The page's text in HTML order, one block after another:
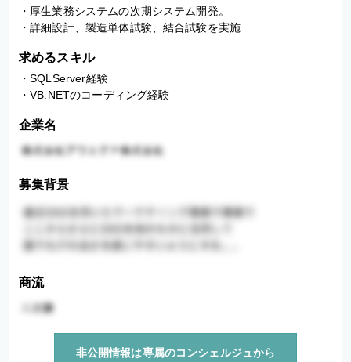
・厚生業務システムの次期システム開発。
求めるスキル
・SQLServer経験
・VB.NETのコーディング経験
企業名
募集背景
商流
非公開情報は専属のコンシェルジュから